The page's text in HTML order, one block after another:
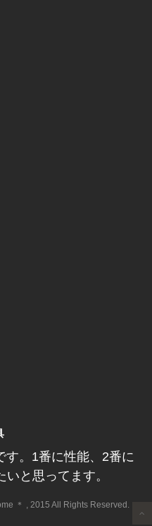
す。1番に性能、2番に
と思ってます。
＊ , 2015 All Rights Reserved.